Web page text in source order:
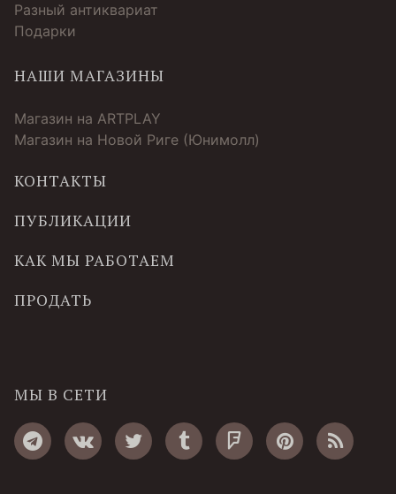
Разный антиквариат
Подарки
НАШИ МАГАЗИНЫ
Магазин на ARTPLAY
Магазин на Новой Риге (Юнимолл)
КОНТАКТЫ
ПУБЛИКАЦИИ
КАК МЫ РАБОТАЕМ
ПРОДАТЬ
МЫ В СЕТИ